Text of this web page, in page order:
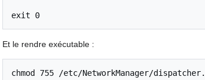
Et le rendre exécutable :
chmod 755 /etc/NetworkManager/